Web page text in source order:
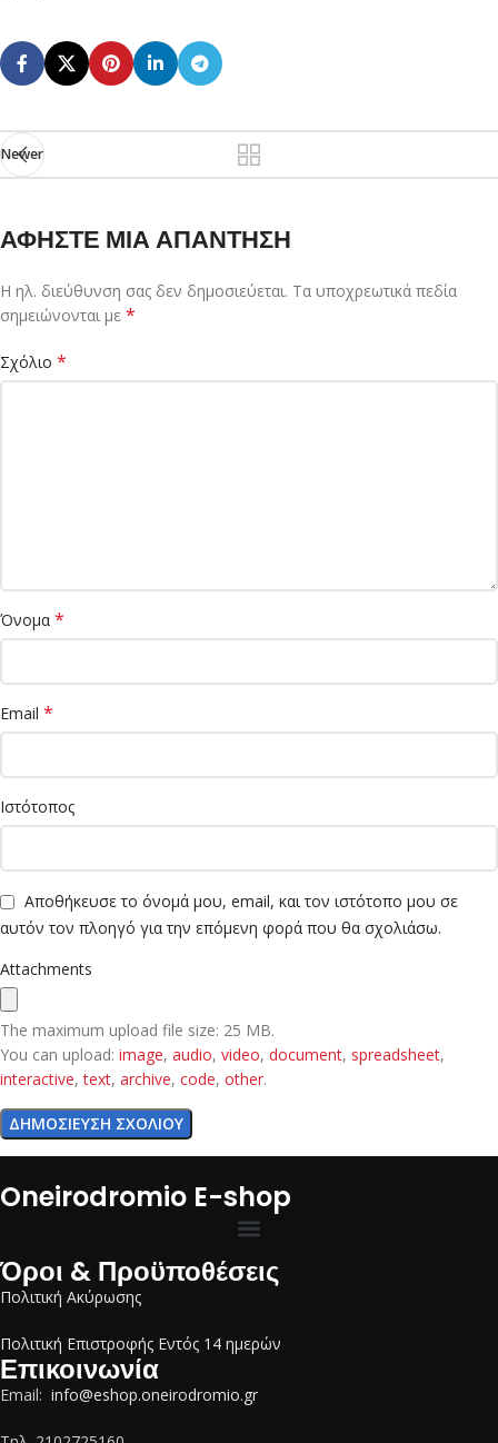
Newer
ΑΦΉΣΤΕ ΜΙΑ ΑΠΆΝΤΗΣΗ
Η ηλ. διεύθυνση σας δεν δημοσιεύεται. Τα υποχρεωτικά πεδία
σημειώνονται με *
Σχόλιο *
Όνομα *
Email *
Ιστότοπος
Αποθήκευσε το όνομά μου, email, και τον ιστότοπο μου σε
αυτόν τον πλοηγό για την επόμενη φορά που θα σχολιάσω.
Attachments
The maximum upload file size: 25 MB.
You can upload: image, audio, video, document, spreadsheet,
interactive,text, archive, code, other.
Oneirodromio E-shop
Όροι & Προϋποθέσεις
Πολιτική Ακύρωσης
Πολιτική Επιστροφής Εντός 14 ημερών
Επικοινωνία
Email: info@eshop.oneirodromio.gr